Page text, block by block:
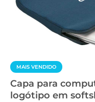
MAIS VENDIDO
Capa para
logótipo em